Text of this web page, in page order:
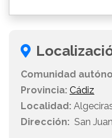
Comunidad
Provincia: Cádiz
Localidad:
Dirección: San